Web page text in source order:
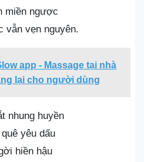
miền ngược
vẫn vẹn nguyên.
app - Massage tại nhà
lại cho người dùng
nhung huyền
yêu dấu
hiền hậu